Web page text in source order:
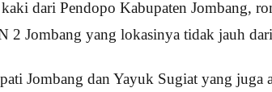
dari Pendopo Kabupaten Jombang,
2 Jombang yang lokasinya tidak jauh
Jombang dan Yayuk Sugiat yang